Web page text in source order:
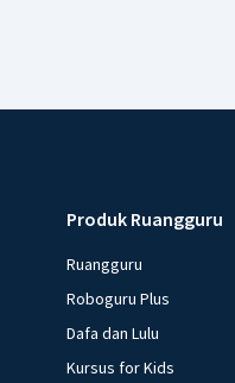
Produk Ruangguru
Ruangguru
Roboguru Plus
Dafa dan Lulu
Kursus for Kids